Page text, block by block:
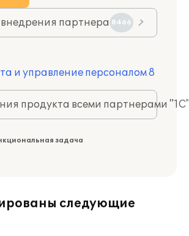
партнера 8466
и управление персоналом 8
продукта всеми партнерами
задача
следующие